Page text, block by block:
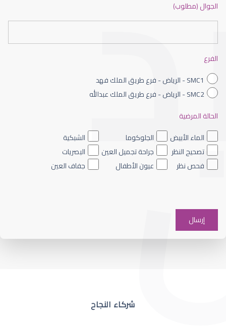
ضعف نظر الاطفال
ضعف نظر العين اليسرى
ضعف نظر مفاجئ
الجوال (مطلوب)
الفرع
SMC1 - الرياض - فرع طريق الملك فهد
SMC2 - الرياض - فرع طريق الملك عبدالله
الحالة المرضية
الماء الأبيض
الجلوكوما
الشبكية
تصحيح النظر
جراحة تجميل العين
البصريات
فحص نظر
عيون الأطفال جفاف العين
شركاء النجاح